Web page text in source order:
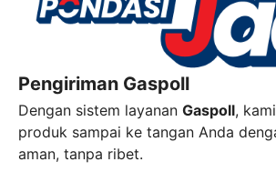
Pengiriman Gaspoll
Dengan sistem layanan Gaspoll,
produk sampai ke tangan Anda
aman, tanpa ribet.